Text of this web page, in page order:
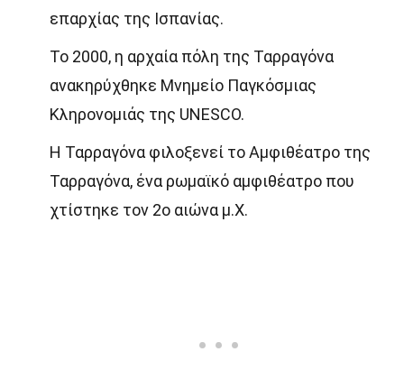
επαρχίας της Ισπανίας.
Το 2000, η αρχαία πόλη της Ταρραγόνα
ανακηρύχθηκε Μνημείο Παγκόσμιας
Κληρονομιάς της UNESCO.
Η Ταρραγόνα φιλοξενεί το Αμφιθέατρο της
Ταρραγόνα, ένα ρωμαϊκό αμφιθέατρο που
χτίστηκε τον 2ο αιώνα μ.Χ.